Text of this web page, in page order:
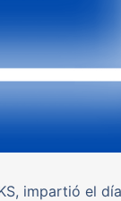
impartió el